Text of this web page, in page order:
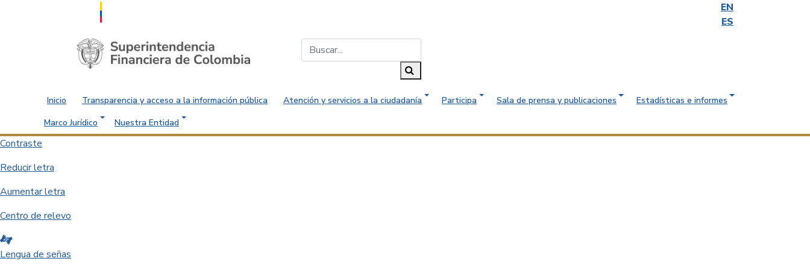
EN
ES
Saltar al contenido principal
Inicio Transparencia y acceso a la información pública Atención y servicios a la ciudadanía Participa Sala de prensa y publicaciones
Estadísticas e informes
Marco Jurídico
Nuestra Entidad
Contraste
Reducir letra
Aumentar letra
Centro de relevo
Lengua de señas